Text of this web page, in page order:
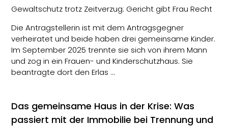
Gewaltschutz trotz Zeitverzug: Gericht gibt Frau Recht
Die Antragstellerin ist mit dem Antragsgegner
verheiratet und beide haben drei gemeinsame Kinder.
Im September 2025 trennte sie sich von ihrem Mann
und zog in ein Frauen- und Kinderschutzhaus. Sie
beantragte dort den Erlas …
Das gemeinsame Haus in der Krise: Was
passiert mit der Immobilie bei Trennung und